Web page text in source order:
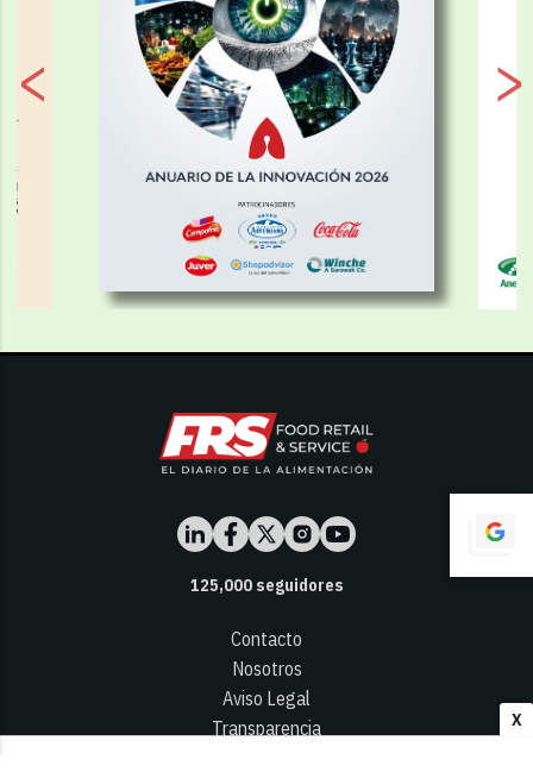
X
125,000seguidores
Contacto
Nosotros
Aviso Legal
Transparencia